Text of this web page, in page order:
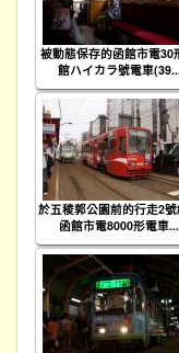
被動態保存的函館市電30
館ハイカラ號電車
於五稜郭公園前的行走2
函館市電8000形電車...